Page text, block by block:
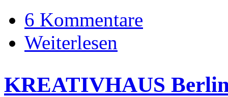
6 Kommentare
Weiterlesen
KREATIVHAUS